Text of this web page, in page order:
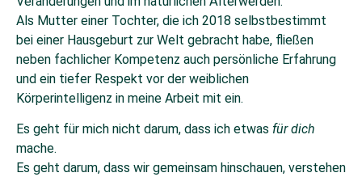
Als Mutter einer Tochter, die ich 2018 selbstbestimmt
bei einer Hausgeburt zur Welt gebracht habe, fließen
neben fachlicher Kompetenz auch persönliche Erfahrung
und ein tiefer Respekt vor der weiblichen
Körperintelligenz in meine Arbeit mit ein.
Es geht für mich nicht darum, dass ich etwas für dich
mache.
Es geht darum, dass wir gemeinsam hinschauen, verstehen